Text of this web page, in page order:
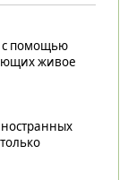
с помощью
живое